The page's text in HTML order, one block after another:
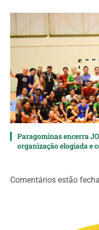
Paragominas encerra
organização elogiada e
Comentários estão